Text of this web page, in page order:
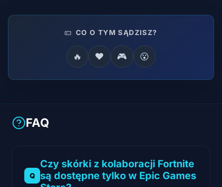
CO O TYM SĄDZISZ?
🔥 ❤️ 🎮 😮
FAQ
Czy skórki z kolaboracji Fortnite
są dostępne tylko w Epic Games